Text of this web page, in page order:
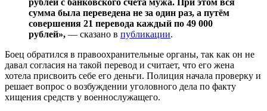
сумма была переведена не за один раз, а путём
совершения 21 перевода каждый по 49 000
рублей», — сказано в публикации.
Боец обратился в правоохранительные органы, так как он не
давал согласия на такой перевод и считает, что его жена
хотела присвоить себе его деньги. Полиция начала проверку и
решает вопрос о возбуждении уголовного дела по факту
хищения средств у военнослужащего.